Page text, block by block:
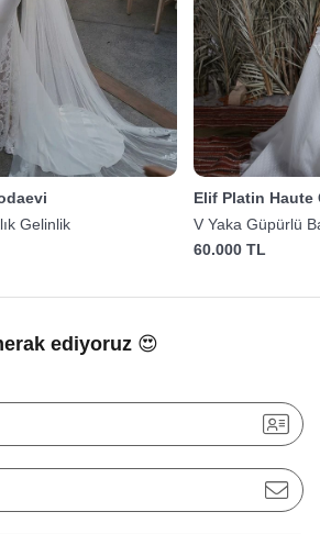
Gelinlik
Elif Platin Haute
V Yaka Güpürlü
60.000 TL
ediyoruz 😍